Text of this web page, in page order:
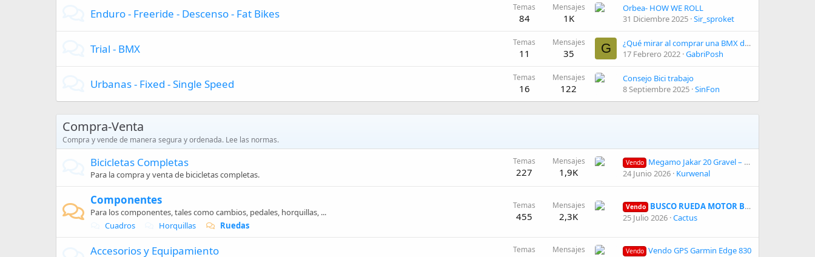
Enduro - Freeride - Descenso - Fat Bikes Temas
84
Mensajes
1K
Orbea- HOW WE ROLL
31 Diciembre 2025 Sir_sproket
Trial - BMX Temas
11
Mensajes
35 G
¿Qué mirar al comprar una BMX de segunda mano?
17 Febrero 2022 GabriPosh
Urbanas - Fixed - Single Speed Temas
16
Mensajes
122
Consejo Bici trabajo
8 Septiembre 2025 SinFon
Compra-Venta
Compra y vende de manera segura y ordenada. Lee las normas.
Bicicletas Completas
Para la compra y venta de bicicletas completas.
Temas
227
Mensajes
1,9K
Vendo Megamo Jakar 20 Gravel – Talla M (2022)
24 Junio 2026 Kurwenal
Componentes
Para los componentes, tales como cambios, pedales, horquillas, ...
Cuadros
Horquillas Ruedas
Temas
455
Mensajes
2,3K
Vendo BUSCO RUEDA MOTOR BUJE 27'5
25 Julio 2026 Cactus
Accesorios y Equipamiento Temas Mensajes Vendo Vendo GPS Garmin Edge 830